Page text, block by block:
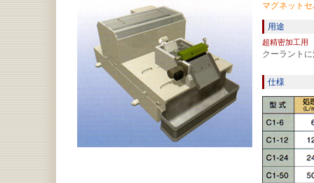
マグネット
用途
超精密加工用
クーラント
仕様